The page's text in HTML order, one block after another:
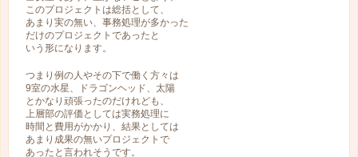
このプロジェクトは総括として、
あまり実の無い、事務処理が多かった
だけのプロジェクトであったと
いう形になります。
つまり例の人やその下で働く方々は
9室の水星、ドラゴンヘッド、太陽
とかなり頑張ったのだけれども、
上層部の評価としては実務処理に
時間と費用がかかり、結果としては
あまり成果の無いプロジェクトで
あったと言われそうです。